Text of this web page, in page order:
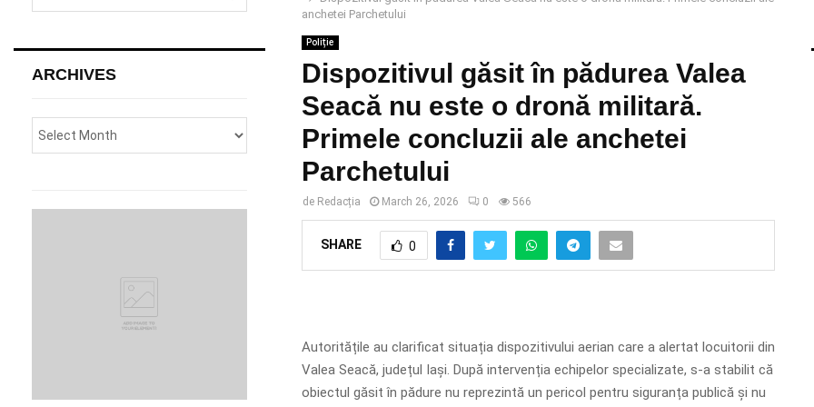
anchetei Parchetului
Poliție
Dispozitivul găsit în pădurea Valea
Seacă nu este o dronă militară.
Primele concluzii ale anchetei
Parchetului
de Redacția March 26, 2026 0 566
SHARE 0
Autoritățile au clarificat situația dispozitivului aerian care a alertat locuitorii din
Valea Seacă, județul Iași. După intervenția echipelor specializate, s-a stabilit că
obiectul găsit în pădure nu reprezintă un pericol pentru siguranța publică și nu
h
o
:
H
ARCHIVES